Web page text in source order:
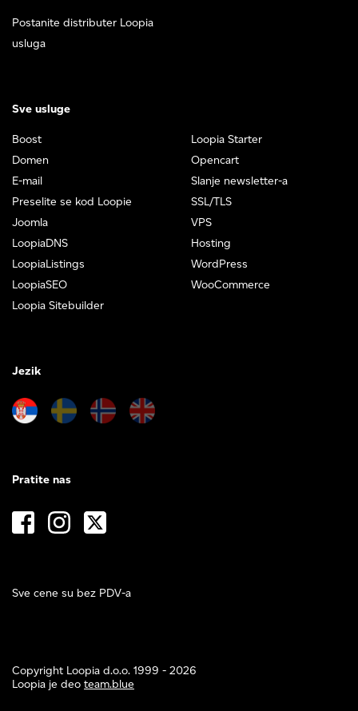
Postanite distributer Loopia
usluga
Sve usluge
Boost
Domen
E-mail
Preselite se kod Loopie
Joomla
LoopiaDNS
LoopiaListings
LoopiaSEO
Loopia Sitebuilder
Loopia Starter
Opencart
Slanje newsletter-a
SSL/TLS
VPS
Hosting
WordPress
WooCommerce
Jezik
Sve cene su bez PDV-a
Pratite nas
Copyright Loopia d.o.o. 1999 - 2026
Loopia je deo team.blue